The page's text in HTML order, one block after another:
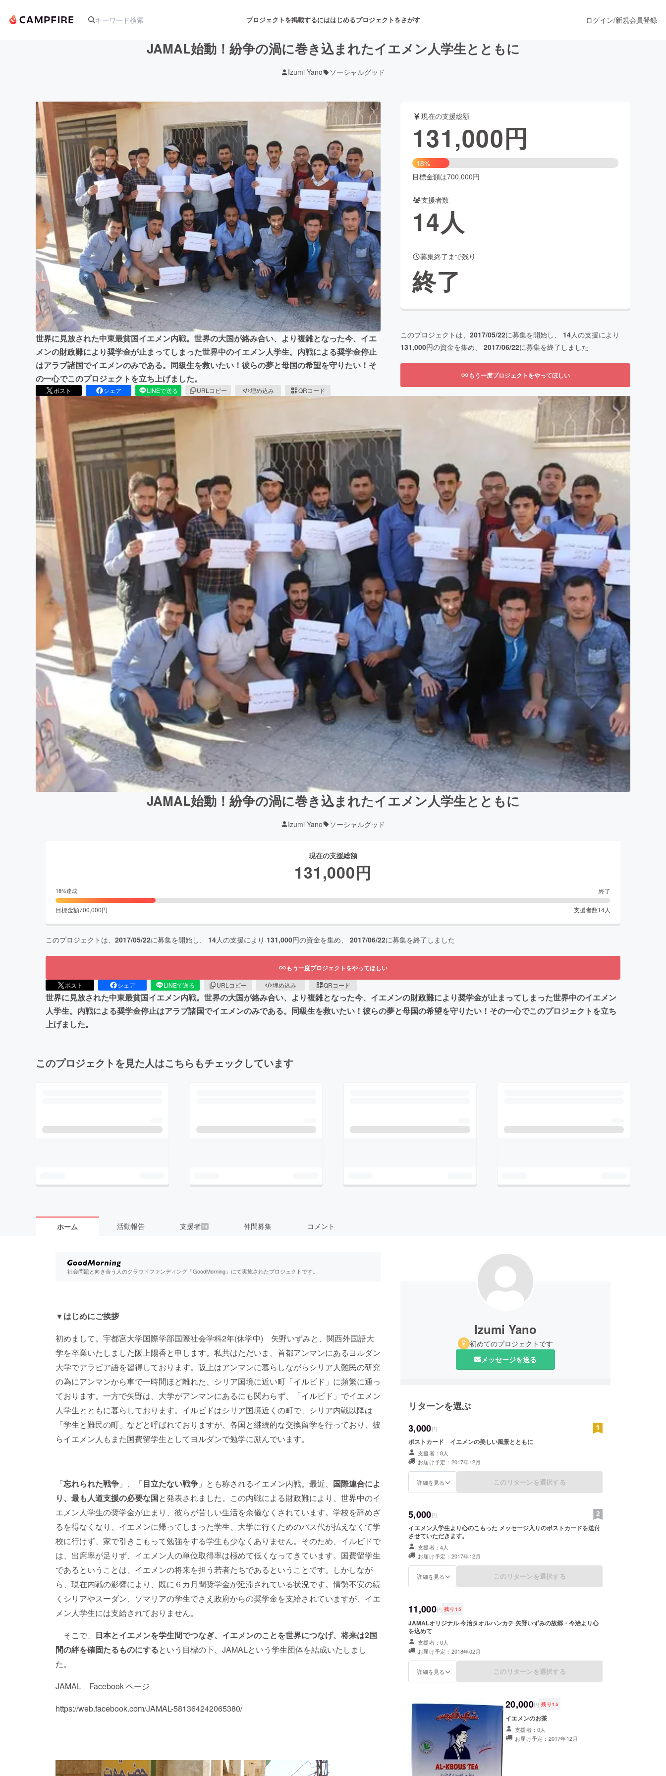
プロジェクトを掲載するにははじめるプロジェクトをさがす
アート・写真 音楽 舞台・パフォーマンス
テクノロジー・ガジェット ゲーム・サービス開発 フード・飲食店 ファッション
映像・映画 書籍・雑誌出版 アニメ・漫画
ビジネス・起業 チャレンジ ビューティー・ヘルスケア
まちづくり・地域活性化
CAMPFIRE for Social Good
CAMPFIRE Creation
CAMPFIREふるさと納税machi-yaコミュニティ
ログイン/新規会員登録
JAMAL始動！紛争の渦に巻き込まれたイエメン人学生とともに
Izumi Yano ソーシャルグッド
世界に見放された中東最貧国イエメン内戦。世界の大国が絡み合い、より複雑となった今、イエ
メンの財政難により奨学金が止まってしまった世界中のイエメン人学生。内戦による奨学金停止
はアラブ諸国でイエメンのみである。同級生を救いたい！彼らの夢と母国の希望を守りたい！そ
の一心でこのプロジェクトを立ち上げました。
ポスト シェア LINEで送る URLコピー 埋め込み QRコード
現在の支援総額
131,000円
18%
目標金額は700,000円
支援者数
14人
募集終了まで残り
終了
このプロジェクトは、 2017/05/22に募集を開始し、 14人の支援により
131,000円の資金を集め、 2017/06/22に募集を終了しました
もう一度プロジェクトをやってほしい
JAMAL始動！紛争の渦に巻き込まれたイエメン人学生とともに
Izumi Yano ソーシャルグッド
現在の支援総額
131,000円
18%達成 終了
目標金額700,000円 支援者数14人
このプロジェクトは、 2017/05/22に募集を開始し、 14人の支援により 131,000円の資金を集め、 2017/06/22に募集を終了しました
もう一度プロジェクトをやってほしい
ポスト シェア LINEで送る URLコピー 埋め込み QRコード
世界に見放された中東最貧国イエメン内戦。世界の大国が絡み合い、より複雑となった今、イエメンの財政難により奨学金が止まってしまった世界中のイエメン
人学生。内戦による奨学金停止はアラブ諸国でイエメンのみである。同級生を救いたい！彼らの夢と母国の希望を守りたい！その一心でこのプロジェクトを立ち
上げました。
このプロジェクトを見た人はこちらもチェックしています
ホーム 活動報告 支援者 14 仲間募集 コメント
社会問題と向き合う人のクラウドファンディング「GoodMorning」にて実施されたプロジェクトです。
▼はじめにご挨拶
初めまして。宇都宮大学国際学部国際社会学科2年(休学中) 矢野いずみと、関西外国語大
学を卒業いたしました阪上陽香と申します。私共はただいま、首都アンマンにあるヨルダン
大学でアラビア語を習得しております。阪上はアンマンに暮らしながらシリア人難民の研究
の為にアンマンから車で一時間ほど離れた、シリア国境に近い町「イルビド」に頻繁に通っ
ております。一方で矢野は、大学がアンマンにあるにも関わらず、「イルビド」でイエメン
人学生とともに暮らしております。イルビドはシリア国境近くの町で、シリア内戦以降は
「学生と難民の町」などと呼ばれておりますが、各国と継続的な交換留学を行っており、彼
らイエメン人もまた国費留学生としてヨルダンで勉学に励んでいます。
「忘れられた戦争 」、「目立たない戦争 」とも称されるイエメン内戦。最近、 国際連合によ
り、最も人道支援の必要な国と発表されました。この内戦による財政難により、世界中のイ
エメン人学生の奨学金が止まり、彼らが苦しい生活を余儀なくされています。学校を辞めざ
るを得なくなり、イエメンに帰ってしまった学生、大学に行くためのバス代が払えなくて学
校に行けず、家で引きこもって勉強をする学生も少なくありません。そのため、イルビドで
は、出席率が足りず、イエメン人の単位取得率は極めて低くなってきています。国費留学生
であるということは、イエメンの将来を担う若者たちであるということです。しかしなが
ら、現在内戦の影響により、既に６カ月間奨学金が延滞されている状況です。情勢不安の続
くシリアやスーダン、ソマリアの学生でさえ政府からの奨学金を支給されていますが、イエ
メン人学生には支給されておりません。
そこで、 日本とイエメンを学生間でつなぎ、イエメンのことを世界につなげ、将来は2国
間の絆を確固たるものにするという目標の下、JAMALという学生団体を結成いたしまし
た。
JAMAL Facebook ページ
https://web.facebook.com/JAMAL-581364242065380/
Izumi Yano
初めてのプロジェクトです
メッセージを送る
リターンを選ぶ
3,000円
ポストカード イエメンの美しい風景とともに
支援者：8人
お届け予定：2017年12月
詳細を見る このリターンを選択する
5,000円
イエメン人学生より心のこもった メッセージ入りのポストカードを送付
させていただきます。
支援者：4人
お届け予定：2017年12月
詳細を見る このリターンを選択する
11,000円 残り 15
JAMALオリジナル 今治タオルハンカチ 矢野いずみの故郷・今治より心
を込めて
支援者：0人
お届け予定：2018年02月
詳細を見る このリターンを選択する
20,000円 残り 15
イエメンのお茶
支援者：0人
お届け予定：2017年12月